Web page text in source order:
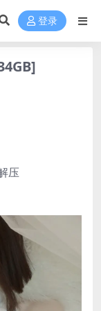
登录
压